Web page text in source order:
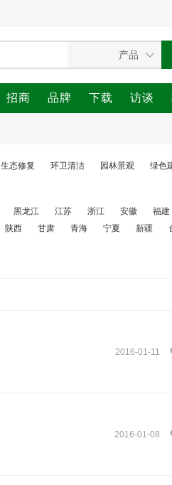
招商 品牌 下载 访谈
生态修复 环卫清洁 园林景观 绿色
黑龙江 江苏 浙江 安徽 福建
陕西 甘肃 青海 宁夏 新疆
2016-01-11
2016-01-08